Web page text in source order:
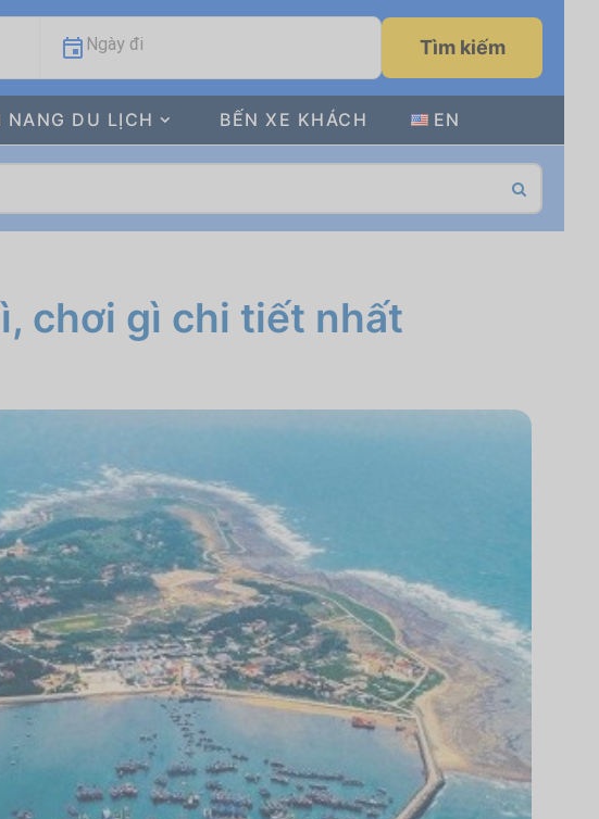
Ngày đi Tìm kiếm
NANG DU LỊCH BẾN XE KHÁCH EN
chơi gì chi tiết nhất